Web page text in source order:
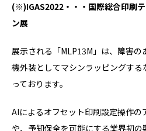
(※)IGAS2022・・・国際総合印刷
ン展
展示される「MLP13M」は、障害の
機外装としてマシンラッピングする
っております。
AIによるオフセット印刷設定操作の
や、予知保全を可能にする業界初の